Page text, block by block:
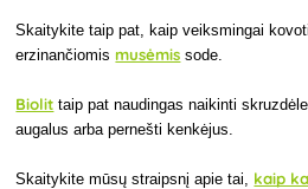
Skaitykite taip pat, kaip veiksmingai
erzinančiomismusėmis sode.
Biolit taip pat naudingas naikinti
augalus arba pernešti kenkėjus.
Skaitykite mūsų straipsnį apie tai, kaip